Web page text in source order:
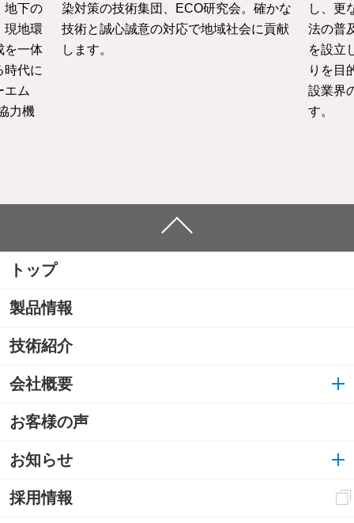
地下の
現地環
を一体
時代に
エム
力機
染対策の技術集団、ECO研究会。確かな
技術と誠心誠意の対応で地域社会に貢献
します。
し、更
法の普
を設立
りを目
設業界
す。
トップ
製品情報
技術紹介
会社概要
お客様の声
お知らせ
採用情報